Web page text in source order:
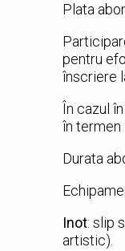
Plata
pentru
înscriere
În cazul
în termen
Durata
Inot: slip
artistic).